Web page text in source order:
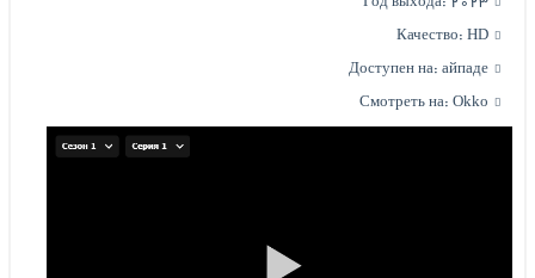
Качество: HD
Доступен на: айпаде
Смотреть на: Okko